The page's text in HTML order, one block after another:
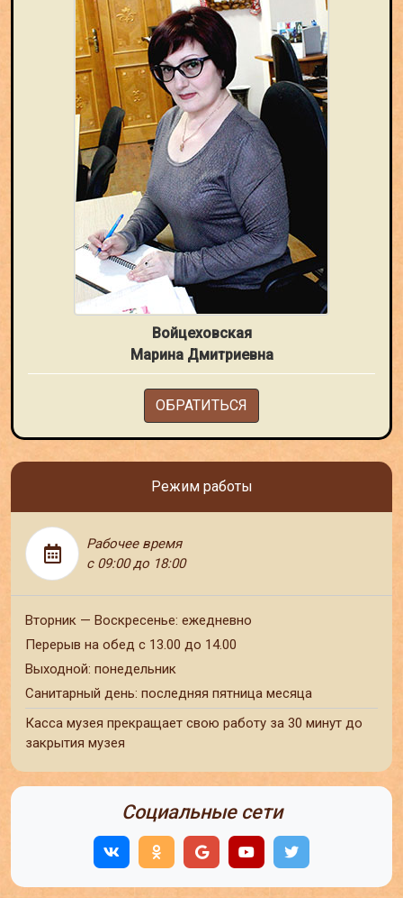
Войцеховская
Марина Дмитриевна
ОБРАТИТЬСЯ
Режим работы
Рабочее время
с 09:00 до 18:00
Вторник — Воскресенье: ежедневно
Перерыв на обед с 13.00 до 14.00
Выходной: понедельник
Санитарный день: последняя пятница месяца
Касса музея прекращает свою работу за 30 минут до
закрытия музея
Социальные сети